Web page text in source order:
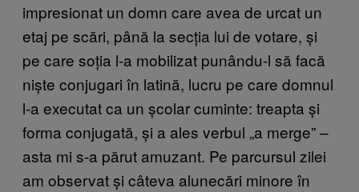
impresionat un domn care avea de urcat un
etaj pe scări, până la secția lui de votare, și
pe care soția l-a mobilizat punându-l să facă
niște conjugari în latină, lucru pe care domnul
l-a executat ca un școlar cuminte: treapta și
forma conjugată, și a ales verbul „a merge” –
asta mi s-a părut amuzant. Pe parcursul zilei
am observat și câteva alunecări minore în